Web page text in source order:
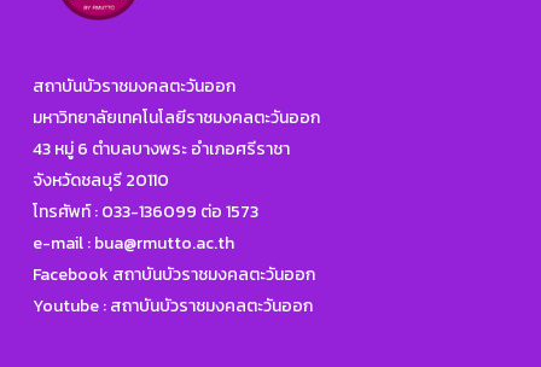
สถาบันบัวราชมงคลตะวันออก
มหาวิทยาลัยเทคโนโลยีราชมงคลตะวันออก
43 หมู่ 6 ตำบลบางพระ อำเภอศรีราชา
จังหวัดชลบุรี 20110
โทรศัพท์ :033-136099 ต่อ 1573
e-mail :bua@rmutto.ac.th
Facebook สถาบันบัวราชมงคลตะวันออก
Youtube : สถาบันบัวราชมงคลตะวันออก